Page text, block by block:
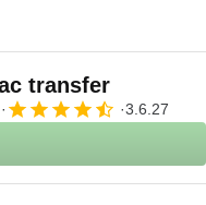
transfer
3.6.27